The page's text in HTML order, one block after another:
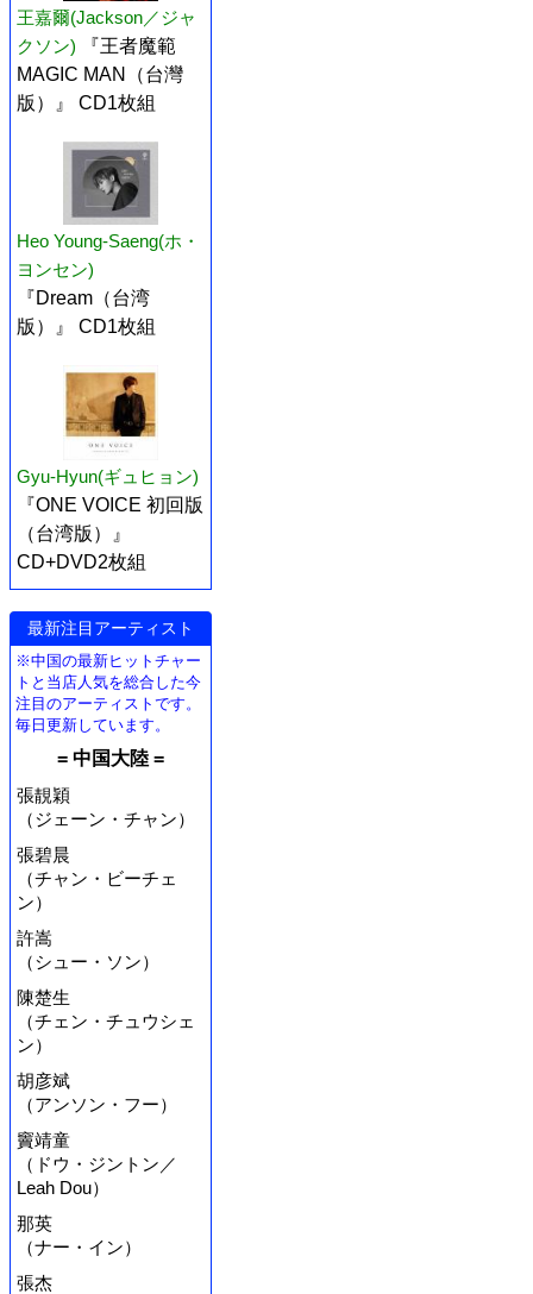
王嘉爾(Jackson／ジャ
クソン)
『王者魔範
MAGIC MAN（台灣
版）』 CD1枚組
Heo Young-Saeng(ホ・
ヨンセン)
『Dream（台湾
版）』 CD1枚組
Gyu-Hyun(ギュヒョン)
『ONE VOICE 初回版
（台湾版）』
CD+DVD2枚組
最新注目アーティスト
※中国の最新ヒットチャー
トと当店人気を総合した今
注目のアーティストです。
毎日更新しています。
= 中国大陸 =
張靚穎
（ジェーン・チャン）
張碧晨
（チャン・ビーチェ
ン）
許嵩
（シュー・ソン）
陳楚生
（チェン・チュウシェ
ン）
胡彦斌
（アンソン・フー）
竇靖童
（ドウ・ジントン／
Leah Dou）
那英
（ナー・イン）
張杰